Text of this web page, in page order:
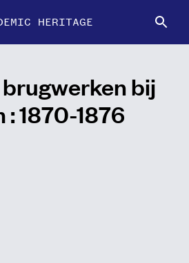
HERITAGE
bij
1870-1876